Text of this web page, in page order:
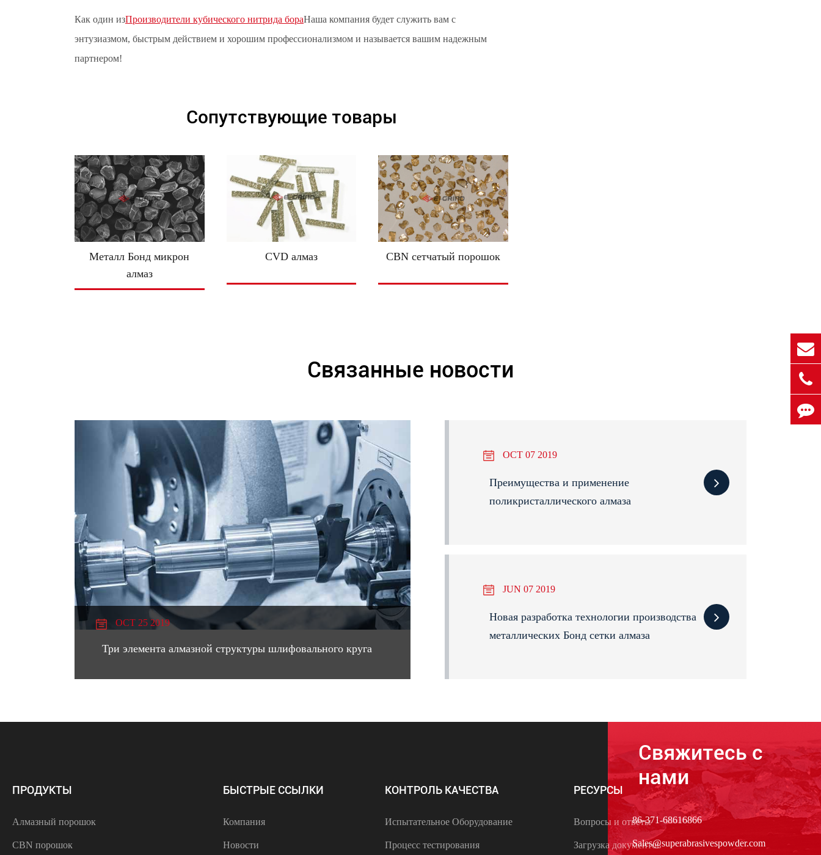
Как один изПроизводители кубического нитрида бораНаша компания будет служить вам с
энтузиазмом, быстрым действием и хорошим профессионализмом и называется вашим надежным
партнером!
Сопутствующие товары
Металл Бонд микрон
алмаз
CVD алмаз CBN сетчатый порошок
Связанные новости
OCT 25 2019
Три элемента алмазной структуры шлифовального круга
OCT 07 2019
Преимущества и применение
поликристаллического алмаза
JUN 07 2019
Новая разработка технологии производства
металлических Бонд сетки алмаза
ПРОДУКТЫ
Алмазный порошок
CBN порошок
БЫСТРЫЕ ССЫЛКИ
Компания
Новости
КОНТРОЛЬ КАЧЕСТВА
Испытательное Оборудование
Процесс тестирования
РЕСУРСЫ
Вопросы и ответы
Загрузка документов
Свяжитесь с
нами
86-371-68616866
Sales@superabrasivespowder.com